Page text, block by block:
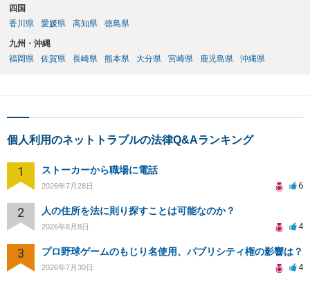
四国
香川県
愛媛県 高知県 徳島県
九州・沖縄
福岡県
佐賀県 長崎県 熊本県 大分県 宮崎県 鹿児島県 沖縄県
個人利用のネットトラブルの法律Q&Aランキング
1 ストーカーから職場に電話
2026年7月28日 6
2 人の住所を法に則り探すことは可能なのか？
2026年8月8日 4
3 プロ野球ゲームのもじり名使用、パブリシティ権の影響は？
2026年7月30日 4